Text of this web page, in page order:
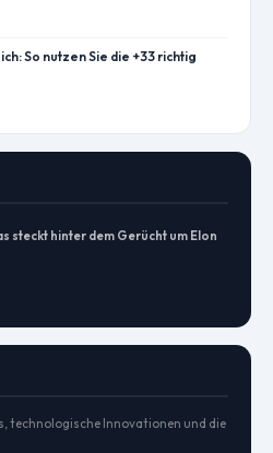
So nutzen Sie die +33 richtig
steckt hinter dem Gerücht um Elon
technologische Innovationen und die